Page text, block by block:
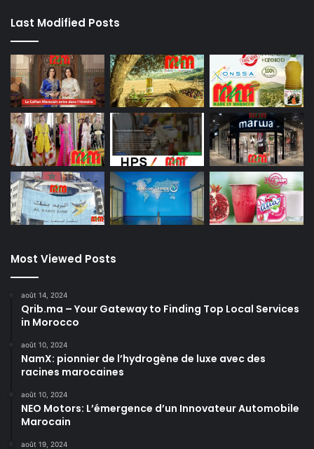
Last Modified Posts
Most Viewed Posts
août 14, 2024
Qrib.ma – Your Gateway to Finding Top Local Services
in Morocco
août 10, 2024
NamX: pionnier de l’hydrogène de luxe avec des
racines marocaines
août 10, 2024
NEO Motors: L’émergence d’un Innovateur Automobile
Marocain
août 19, 2024